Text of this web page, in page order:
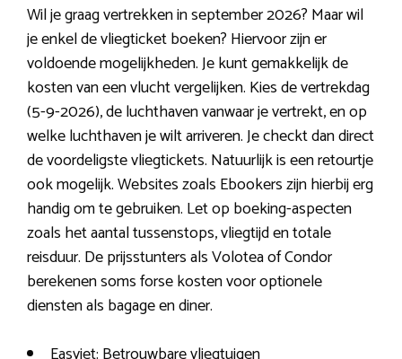
Wil je graag vertrekken in september 2026? Maar wil
je enkel de vliegticket boeken? Hiervoor zijn er
voldoende mogelijkheden. Je kunt gemakkelijk de
kosten van een vlucht vergelijken. Kies de vertrekdag
(5-9-2026), de luchthaven vanwaar je vertrekt, en op
welke luchthaven je wilt arriveren. Je checkt dan direct
de voordeligste vliegtickets. Natuurlijk is een retourtje
ook mogelijk. Websites zoals Ebookers zijn hierbij erg
handig om te gebruiken. Let op boeking-aspecten
zoals het aantal tussenstops, vliegtijd en totale
reisduur. De prijsstunters als Volotea of Condor
berekenen soms forse kosten voor optionele
diensten als bagage en diner.